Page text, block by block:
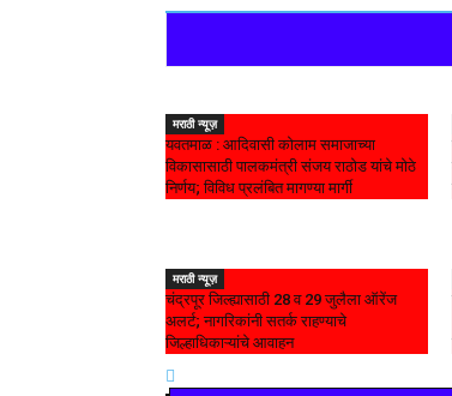
मराठी न्यूज़
यवतमाळ : आदिवासी कोलाम समाजाच्या
विकासासाठी पालकमंत्री संजय राठोड यांचे मोठे
निर्णय; विविध प्रलंबित मागण्या मार्गी
मराठी न्यूज़
चंद्रपूर जिल्ह्यासाठी 28 व 29 जुलैला ऑरेंज
अलर्ट; नागरिकांनी सतर्क राहण्याचे
जिल्हाधिकाऱ्यांचे आवाहन